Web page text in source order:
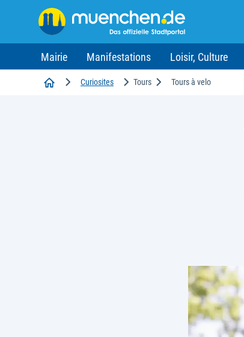
Mairie Manifestations Loisir, Culture
Accueil Curiosites Tours Tours à velo